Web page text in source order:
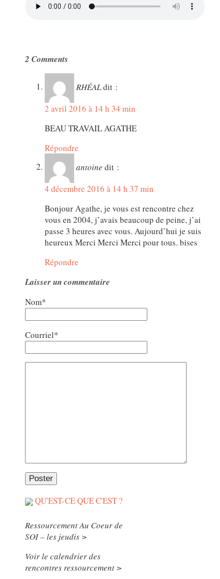
2 Comments
RHÉALdit :
2 avril 2016 à 14 h 34 min
BEAU TRAVAIL AGATHE
Répondre
antoine dit :
4 décembre 2016 à 14 h 37 min
Bonjour Agathe, je vous est rencontre chez
vous en 2004, j’avais beaucoup de peine, j’ai
passe 3 heures avec vous. Aujourd’hui je suis
heureux Merci Merci Merci pour tous. bises
Répondre
Laisser un commentaire
Nom*
Courriel*
QU'EST-CE QUE C'EST ?
Ressourcement Au Coeur de
SOI – les jeudis >
Voir le calendrier des
rencontres ressourcement >